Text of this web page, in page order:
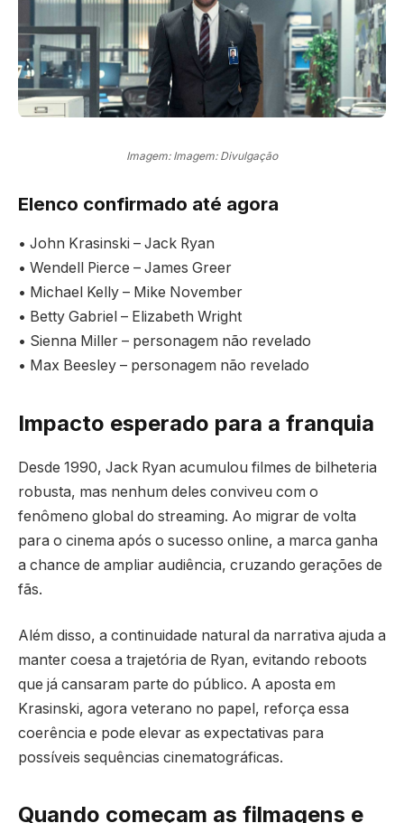
Imagem: Imagem: Divulgação
Elenco confirmado até agora
• John Krasinski – Jack Ryan
• Wendell Pierce – James Greer
• Michael Kelly – Mike November
• Betty Gabriel – Elizabeth Wright
• Sienna Miller – personagem não revelado
• Max Beesley – personagem não revelado
Impacto esperado para a franquia
Desde 1990, Jack Ryan acumulou filmes de bilheteria
robusta, mas nenhum deles conviveu com o
fenômeno global do streaming. Ao migrar de volta
para o cinema após o sucesso online, a marca ganha
a chance de ampliar audiência, cruzando gerações de
fãs.
Além disso, a continuidade natural da narrativa ajuda a
manter coesa a trajetória de Ryan, evitando reboots
que já cansaram parte do público. A aposta em
Krasinski, agora veterano no papel, reforça essa
coerência e pode elevar as expectativas para
possíveis sequências cinematográficas.
Quando começam as filmagens e